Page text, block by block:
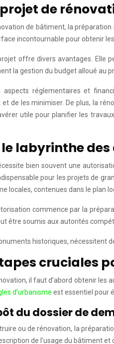
de
de bâtiment, la
incontournable pour obtenir
offre divers avantages. Elle
la gestion du budget alloué au
réglementaires et
de les minimiser. De plus, la
utile pour planifier les
labyrinthe
bien souvent une
pour les projets de
locales, contenues dans le plan
commence par la
être soumis aux autorités
historiques, nécessitent
cruciales
il faut d’abord obtenir
d’urbanisme est essentiel pour
du dossier de
ou de rénovation, la
de l’usage du bâtiment